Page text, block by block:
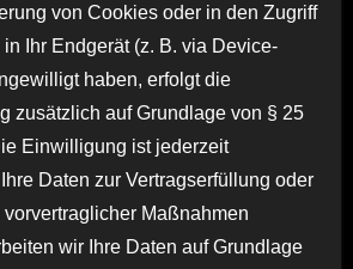
von Cookies oder in den Zugriff
Ihr Endgerät (z. B. via Device-
haben, erfolgt die
zusätzlich auf Grundlage von § 25
Einwilligung ist jederzeit
Daten zur Vertragserfüllung oder
Maßnahmen
wir Ihre Daten auf Grundlage